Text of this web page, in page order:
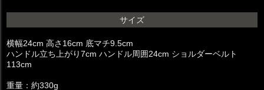
サイズ
横幅24cm 高さ16cm 底マチ9.5cm
ハンドル立ち上がり7cm ハンドル周囲24cm ショルダーベルト
113cm
重量：約330g